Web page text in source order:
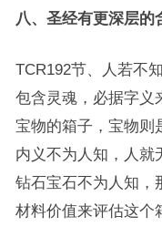
八、圣经有更深层的
TCR192节、人若不
包含灵魂，必据字义
宝物的箱子，宝物则
内义不为人知，人就
钻石宝石不为人知，
材料价值来评估这个